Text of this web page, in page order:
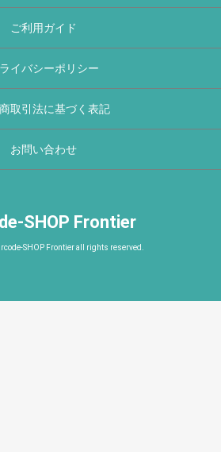
ご利用ガイド
イバシーポリシー
取引法に基づく表記
お問い合わせ
SHOP Frontier
SHOP Frontier all rights reserved.